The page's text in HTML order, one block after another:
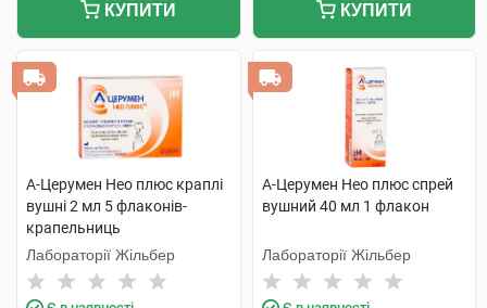
КУПИТИ КУПИТИ
А-Церумен Нео плюс краплі
вушні 2 мл 5 флаконів-
крапельниць
Лабораторії Жільбер
А-Церумен Нео плюс спрей
вушний 40 мл 1 флакон
Лабораторії Жільбер